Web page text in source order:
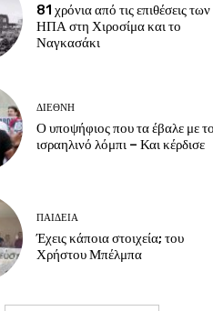
81 χρόνια από τις επιθέσεις των
ΗΠΑ στη Χιροσίμα και το
Ναγκασάκι
ΔΙΕΘΝΗ
Ο υποψήφιος που τα έβαλε με το
ισραηλινό λόμπι – Και κέρδισε
ΠΑΙΔΕΙΑ
Έχεις κάποια στοιχεία; του
Χρήστου Μπέλμπα